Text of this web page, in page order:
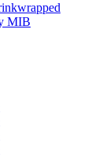
MIB